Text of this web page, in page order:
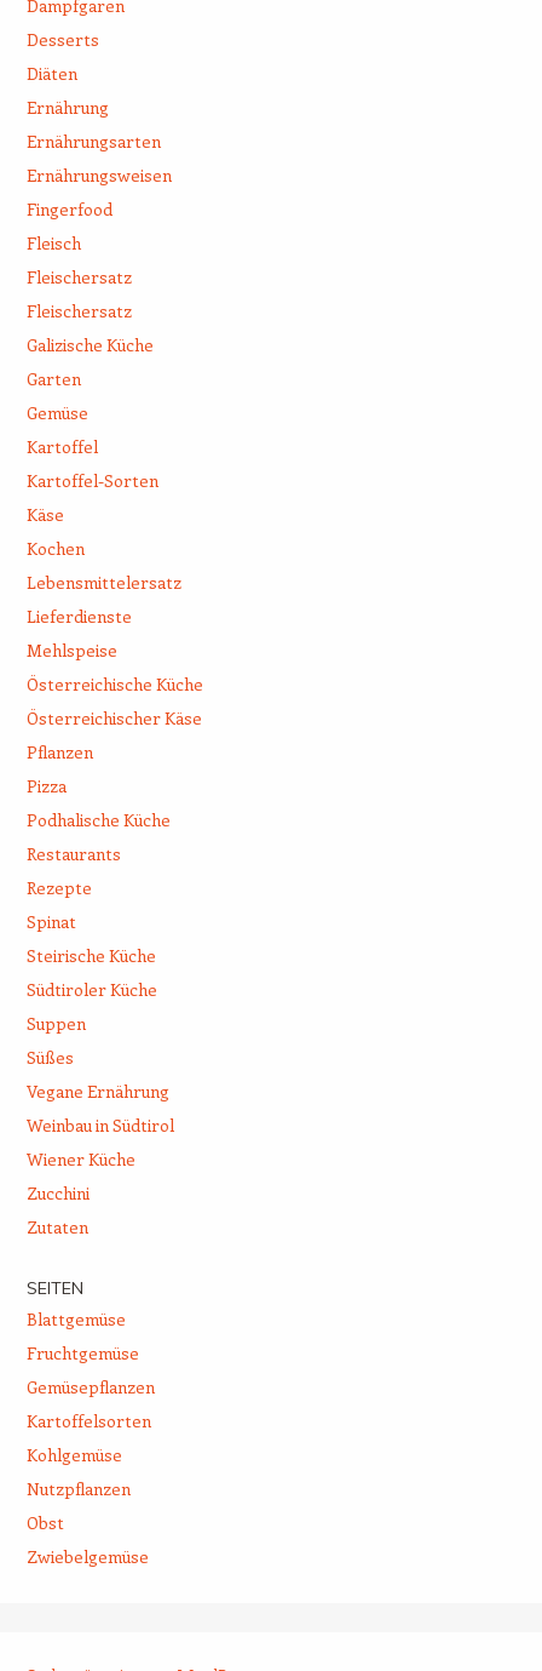
Dampfgaren
Desserts
Diäten
Ernährung
Ernährungsarten
Ernährungsweisen
Fingerfood
Fleisch
Fleischersatz
Fleischersatz
Galizische Küche
Garten
Gemüse
Kartoffel
Kartoffel-Sorten
Käse
Kochen
Lebensmittelersatz
Lieferdienste
Mehlspeise
Österreichische Küche
Österreichischer Käse
Pflanzen
Pizza
Podhalische Küche
Restaurants
Rezepte
Spinat
Steirische Küche
Südtiroler Küche
Suppen
Süßes
Vegane Ernährung
Weinbau in Südtirol
Wiener Küche
Zucchini
Zutaten
SEITEN
Blattgemüse
Fruchtgemüse
Gemüsepflanzen
Kartoffelsorten
Kohlgemüse
Nutzpflanzen
Obst
Zwiebelgemüse